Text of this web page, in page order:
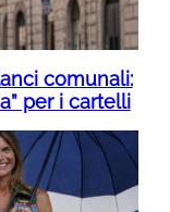
comunali:
per i cartelli